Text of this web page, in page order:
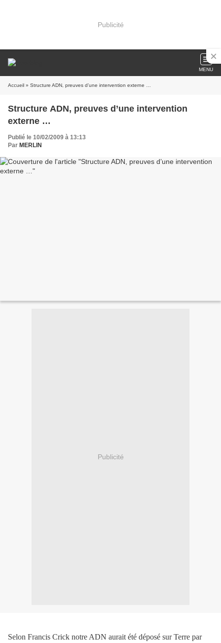
Publicité
MENU
Accueil » Structure ADN, preuves d’une intervention externe …
Structure ADN, preuves d’une intervention
externe …
Publié le 10/02/2009 à 13:13
Par MERLIN
Publicité
Selon Francis Crick notre ADN aurait été déposé sur Terre par